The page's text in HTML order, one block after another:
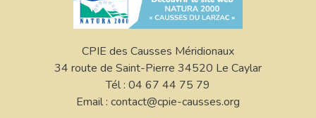
CPIE des Causses Méridionaux
34 route de Saint-Pierre 34520 Le Caylar
Tél : 04 67 44 75 79
Email : contact@cpie-causses.org